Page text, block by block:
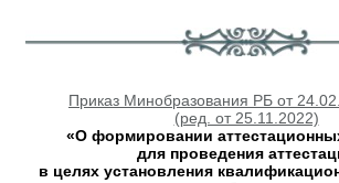
Приказ Минобразования РБ от
(ред. от 25.11.2022)
«О формировании
для проведения
в целях установления